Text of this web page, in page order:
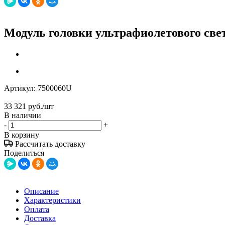
Модуль головки ультрафиолетового
Артикул: 7500060U
33 321 руб./шт
В наличии
-
+
В корзину
Рассчитать доставку
Поделиться
Описание
Характеристики
Оплата
Доставка